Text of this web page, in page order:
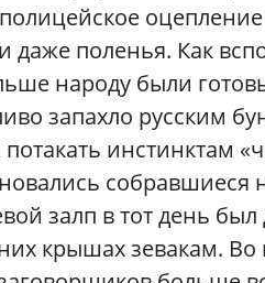
даже поленья. Как
народу были
запахло русским
инстинктам
собравшиеся
залп в тот день
крышах зевакам. Во